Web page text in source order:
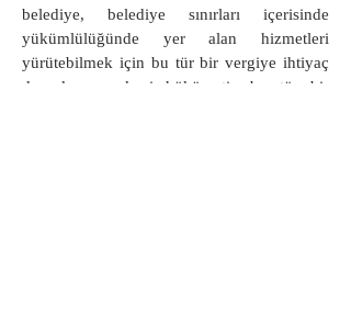
belediye, belediye sınırları içerisinde
yükümlülüğünde yer alan hizmetleri
yürütebilmek için bu tür bir vergiye ihtiyaç
duyarken merkezi hükümetin bu tür bir